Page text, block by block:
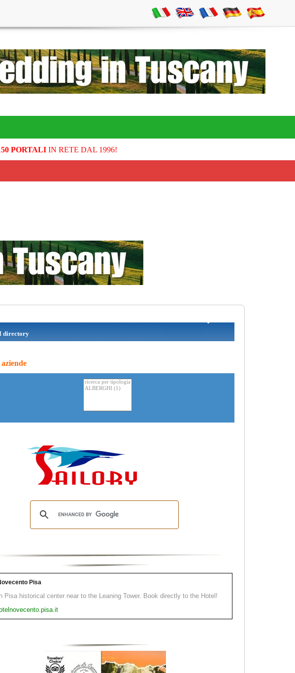
PORTALIIN RETE DAL 1996!
directory
Pisa
Pisa historical center near to the Leaning Tower. Book directly to the Hotel!